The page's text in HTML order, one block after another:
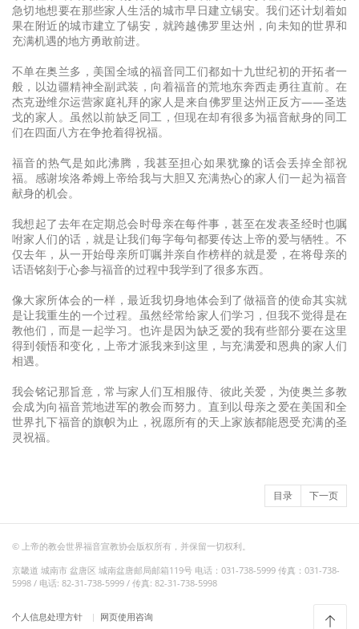
急切地想要在那些家人生活的城市早日建立锡安。我们还计划着如
果在附近的城市建立了锡安，就跨越佛罗里达州，向未知的世界和
充满机遇的地方勇敢前进。
不单在奥兰多，美国全域的福音同工们都如十九世纪初的开拓者一
般，以边疆精神全副武装，向着福音的荒地东奔西走勇往直前。在
杰克逊维尔运营家庭礼拜的家人是来自佛罗里达州正反方——圣迭
戈的家人。虽然以前缺乏同工，但现在却有很多为福音献身的同工
们在四面八方在争抢着得祝福。
福音的热气是如此沸腾，我甚至担心如果犹豫的话会丢掉全部祝
福。感谢埃洛希姆上帝给我与大胆又充满热心的家人们一起为福音
献身的机会。
我想起了去年在定期总会时母亲在每件事，甚至在发表圣经时也嘱
咐家人们的话，就是让我们每字每句都要传达上帝的爱与牺牲。不
仅去年，从一开始母亲所叮嘱并亲自作榜样的就是爱，在将母亲的
话语铭刻于心参与福音的过程中我学到了很多东西。
像大家所体会的一样，最近我切身地体会到了做福音的使命其实就
是让我重生的一个过程。虽然经常给家人们学习，但我不觉得是在
教他们，而是一起学习。也许是因为缺乏爱的我有些部分要在这里
得到领悟和变化，上帝才派我来到这里，与充满爱和恩典的家人们
相遇。
我会铭记那旨意，常与家人们互相服侍、彼此关爱，为使奥兰多教
会成为向福音荒地进军的教会而努力。直到以母亲之爱在美国和全
世界扎下福音的旗帜为止，祝愿所有的天上家族都能恩受充满的圣
灵祝福。
目录 下一页
© 上帝的教会世界福音宣教协会版权所有，并保留一切权利。
京畿道 城南市 盆唐区 城南盆唐邮局邮箱119号 电话：031-738-5999 传真：031-738-
5998 / 电话: 82-31-738-5999 / 传真: 82-31-738-5998
个人信息处理方针 网页使用咨询